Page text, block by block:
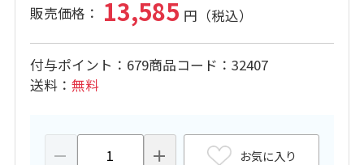
13,585
付与ポイント 679商品コード
32407
送料
無料
お気に入り